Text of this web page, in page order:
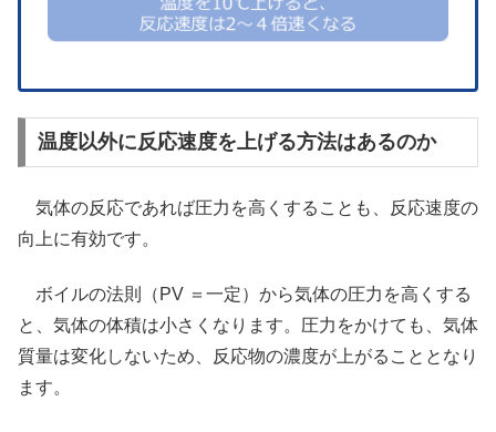
温度以外に反応速度を上げる方法はあるのか
気体の反応であれば圧力を高くすることも、反応速度の
向上に有効です。
ボイルの法則（PV ＝一定）から気体の圧力を高くする
と、気体の体積は小さくなります。圧力をかけても、気体
質量は変化しないため、反応物の濃度が上がることとなり
ます。